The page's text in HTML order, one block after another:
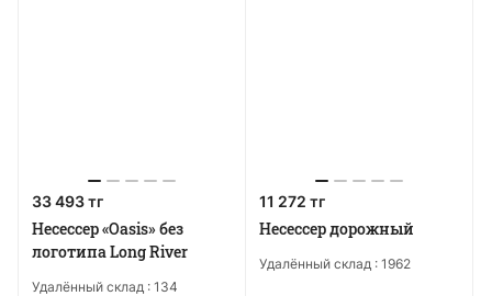
33 493 тг
Несессер «Oasis» без
логотипа Long River
Удалённый склад : 134
11 272 тг
Несессер дорожный
Удалённый склад : 1962